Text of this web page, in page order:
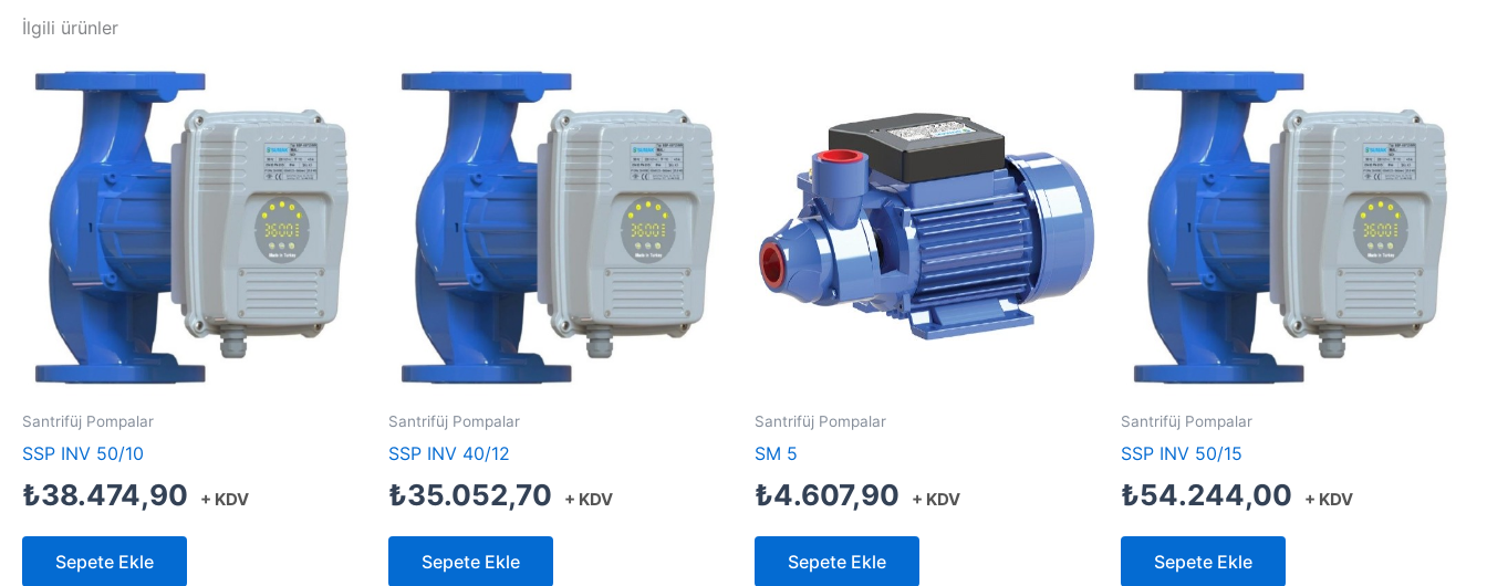
İlgili ürünler
Santrifüj Pompalar
SSP INV 50/10
₺38.474,90 + KDV
Sepete Ekle
Santrifüj Pompalar
SSP INV 40/12
₺35.052,70 + KDV
Sepete Ekle
Santrifüj Pompalar
SM 5
₺4.607,90 + KDV
Sepete Ekle
Santrifüj Pompalar
SSP INV 50/15
₺54.244,00 + KDV
Sepete Ekle